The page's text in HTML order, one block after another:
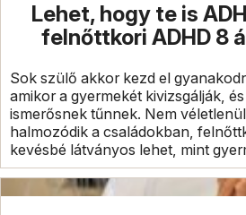
Lehet, hogy te is
felnőttkori ADHD 8
Sok szülő akkor kezd el
amikor a gyermekét kivizsgálják,
ismerősnek tűnnek. Nem
halmozódik a családokban,
kevésbé látványos lehet, mint